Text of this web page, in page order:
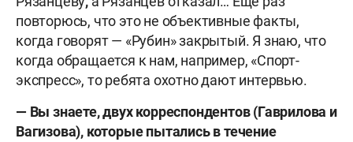
повторюсь, что это не объективные факты,
когда говорят — «Рубин» закрытый. Я знаю, что
когда обращается к нам, например, «Спорт-
экспресс», то ребята охотно дают интервью.
— Вы знаете, двух корреспондентов (Гаврилова и
Вагизова), которые пытались в течение